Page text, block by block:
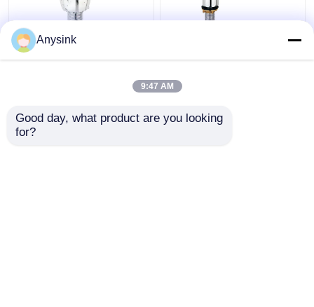
1 inch Toilet Urinal
Flush Valve Vervanging
drukkraan
Anysink
9:47 AM
Good day, what product are you looking
for?